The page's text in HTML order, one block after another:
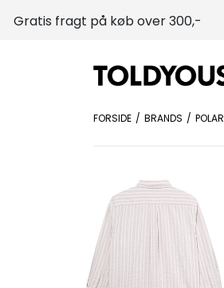
Gratis fragt på køb over 300,-
FORSIDE BRANDS